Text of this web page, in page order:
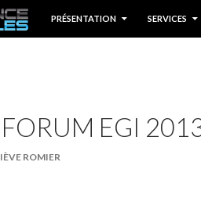
PRÉSENTATION
SERVICES
EGI
ROMIER